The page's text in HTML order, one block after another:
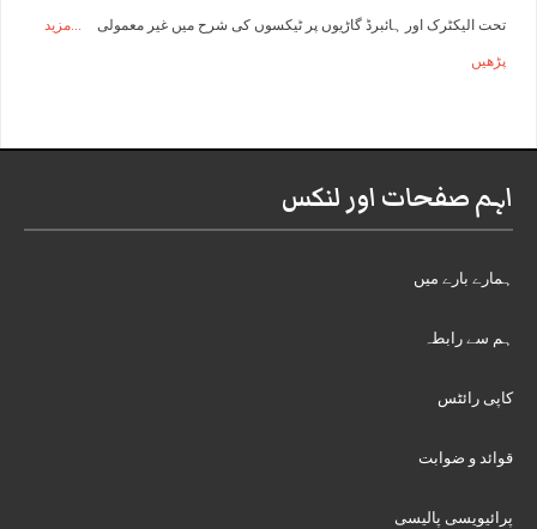
تحت الیکٹرک اور ہائبرڈ گاڑیوں پر ٹیکسوں کی شرح میں غیر معمولی مزید
پڑھیں
اہم صفحات اور لنکس
ہمارے بارے میں
ہم سے رابطہ
کاپی رائٹس
قوائد و ضوابت
پرائیویسی پالیسی